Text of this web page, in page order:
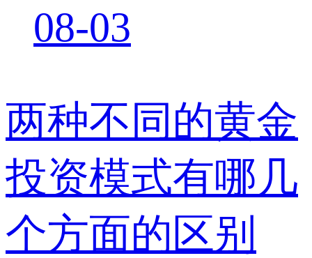
08-03
两种不同的黄金
投资模式有哪几
个方面的区别